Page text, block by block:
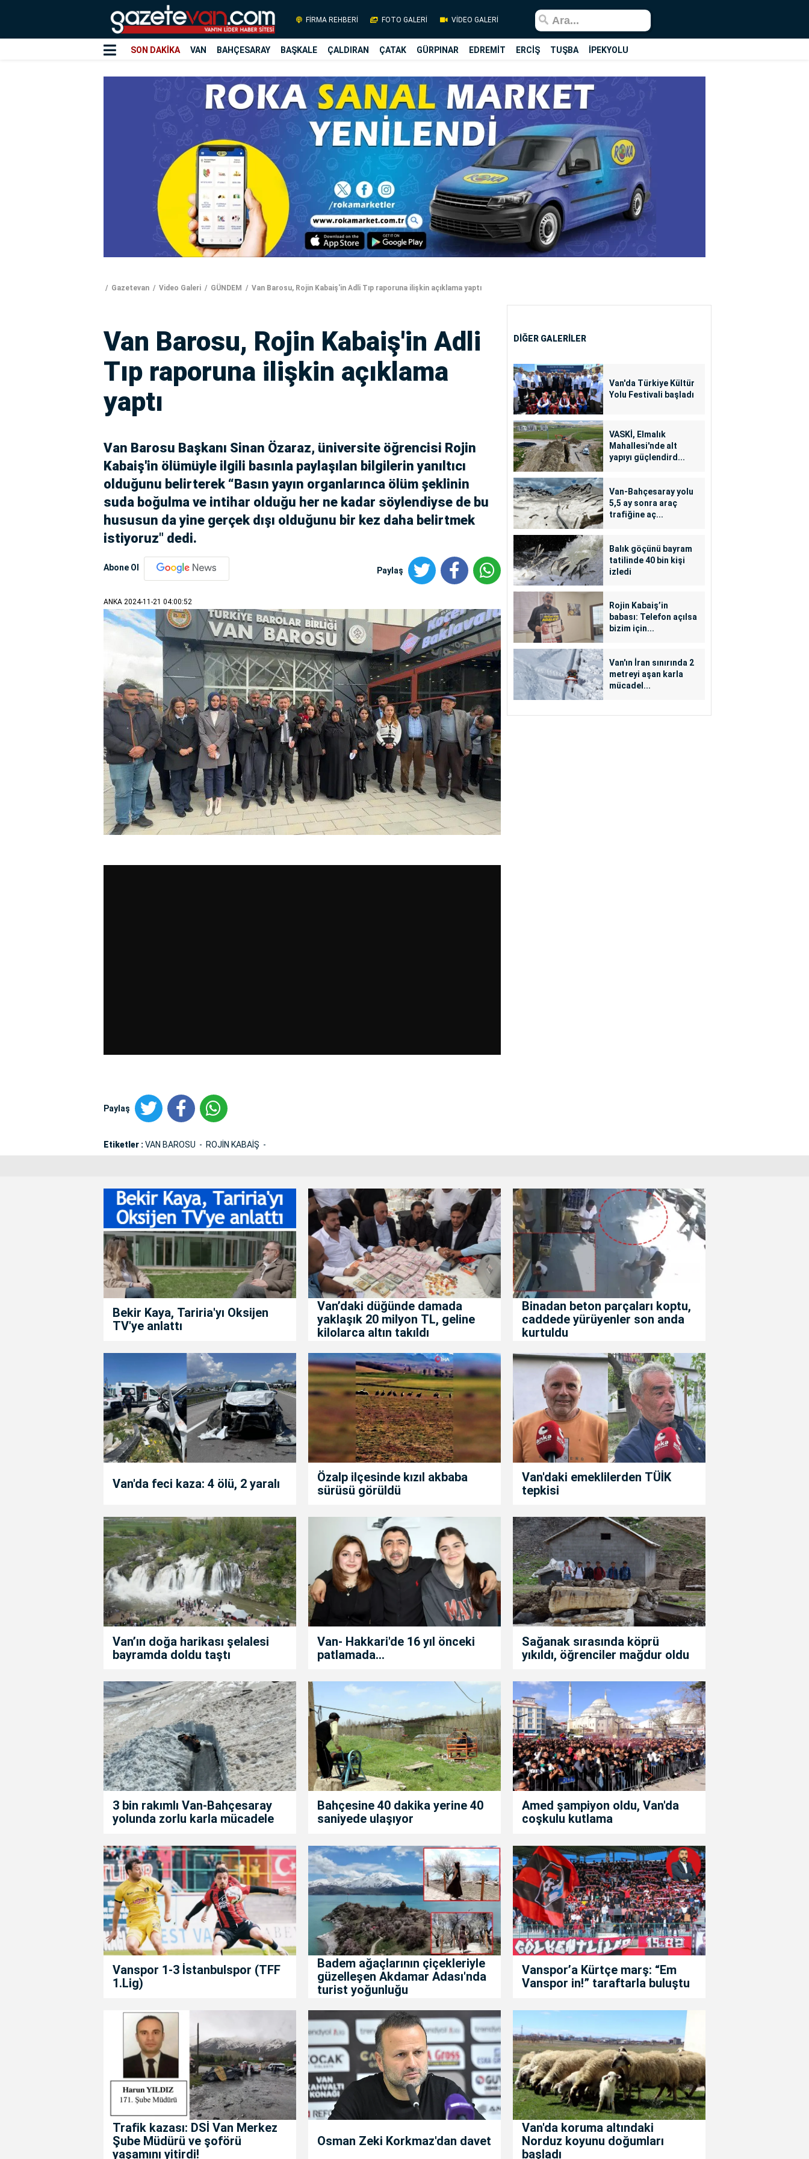
FİRMA REHBERİ FOTO GALERİ VİDEO GALERİ
SON DAKİKA VAN BAHÇESARAY BAŞKALE ÇALDIRAN ÇATAK GÜRPINAR EDREMİT ERCİŞ TUŞBA İPEKYOLU
Gazetevan Video Galeri GÜNDEM Van Barosu, Rojin Kabaiş'in Adli Tıp raporuna ilişkin açıklama yaptı
Van Barosu, Rojin Kabaiş'in Adli
Tıp raporuna ilişkin açıklama
yaptı
Van Barosu Başkanı Sinan Özaraz, üniversite öğrencisi Rojin
Kabaiş'in ölümüyle ilgili basınla paylaşılan bilgilerin yanıltıcı
olduğunu belirterek “Basın yayın organlarınca ölüm şeklinin
suda boğulma ve intihar olduğu her ne kadar söylendiyse de bu
hususun da yine gerçek dışı olduğunu bir kez daha belirtmek
istiyoruz" dedi.
Abone Ol Paylaş
ANKA 2024-11-21 04:00:52
Paylaş
Etiketler :VAN BAROSU ROJİN KABAİŞ
DİĞER GALERİLER
Van'da Türkiye Kültür
Yolu Festivali başladı
VASKİ, Elmalık
Mahallesi'nde alt
yapıyı güçlendird...
Van-Bahçesaray yolu
5,5 ay sonra araç
trafiğine aç...
Balık göçünü bayram
tatilinde 40 bin kişi
izledi
Rojin Kabaiş’in
babası: Telefon açılsa
bizim için...
Van'ın İran sınırında 2
metreyi aşan karla
mücadel...
Bekir Kaya, Tariria'yı Oksijen
TV'ye anlattı
Van’daki düğünde damada
yaklaşık 20 milyon TL, geline
kilolarca altın takıldı
Binadan beton parçaları koptu,
caddede yürüyenler son anda
kurtuldu
Van'da feci kaza: 4 ölü, 2 yaralı
Özalp ilçesinde kızıl akbaba
sürüsü görüldü
Van'daki emeklilerden TÜİK
tepkisi
Van’ın doğa harikası şelalesi
bayramda doldu taştı
Van- Hakkari'de 16 yıl önceki
patlamada...
Sağanak sırasında köprü
yıkıldı, öğrenciler mağdur oldu
3 bin rakımlı Van-Bahçesaray
yolunda zorlu karla mücadele
Bahçesine 40 dakika yerine 40
saniyede ulaşıyor
Amed şampiyon oldu, Van'da
coşkulu kutlama
Vanspor 1-3 İstanbulspor (TFF
1.Lig)
Badem ağaçlarının çiçekleriyle
güzelleşen Akdamar Adası'nda
turist yoğunluğu
Vanspor’a Kürtçe marş: “Em
Vanspor in!” taraftarla buluştu
Trafik kazası: DSİ Van Merkez
Şube Müdürü ve şoförü
yaşamını yitirdi!
Osman Zeki Korkmaz'dan davet
Van'da koruma altındaki
Norduz koyunu doğumları
başladı